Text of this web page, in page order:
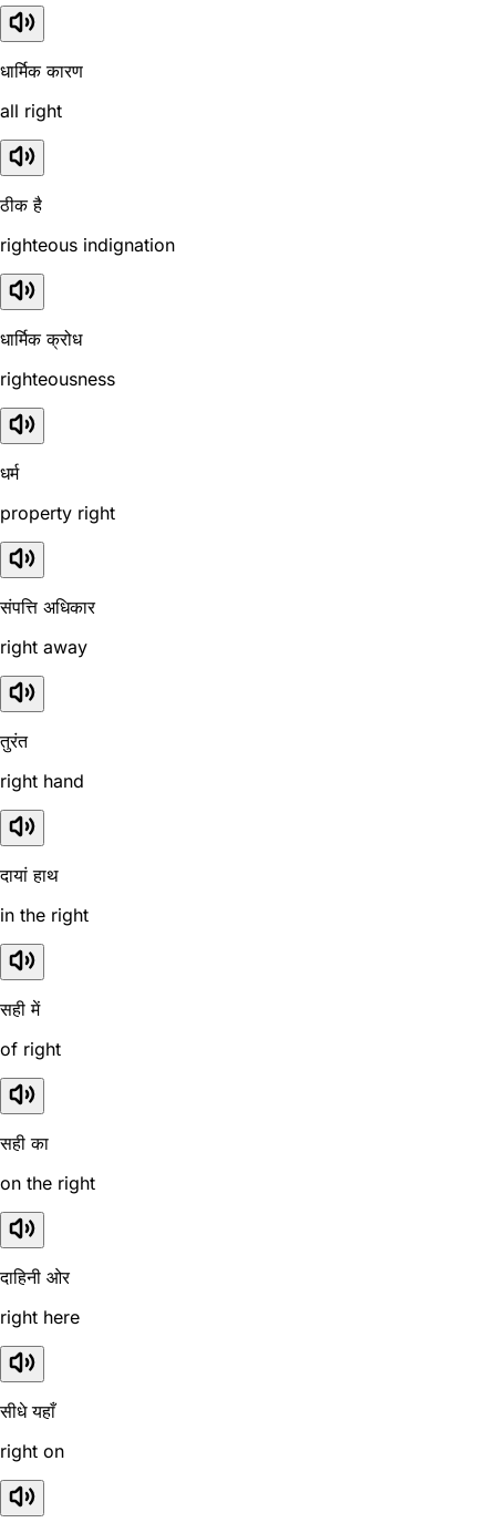
धार्मिक कारण
all right
ठीक है
righteous indignation
धार्मिक क्रोध
righteousness
धर्म
property right
संपत्ति अधिकार
right away
तुरंत
right hand
दायां हाथ
in the right
सही में
of right
सही का
on the right
दाहिनी ओर
right here
सीधे यहाँ
right on